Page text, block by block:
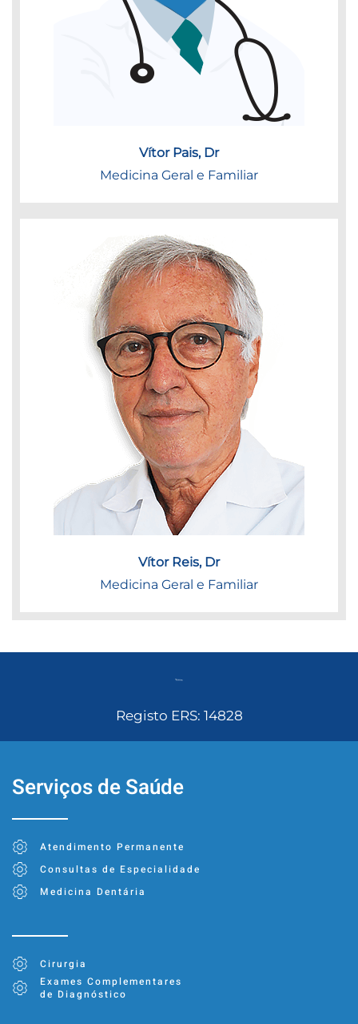
Vítor Pais, Dr
Medicina Geral e Familiar
Vítor Reis, Dr
Medicina Geral e Familiar
Registo ERS: 14828
Serviços de Saúde
Atendimento Permanente
Consultas de Especialidade
Medicina Dentária
Cirurgia
Exames Complementares
de Diagnóstico